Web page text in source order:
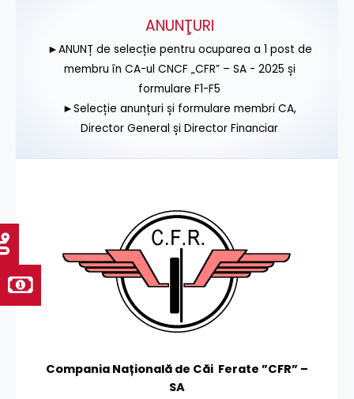
ANUNŢURI
►ANUNȚ de selecție pentru ocuparea a 1 post de
membru în CA-ul CNCF „CFR” – SA - 2025 și
formulare F1-F5
►Selecție anunțuri și formulare membri CA,
Director General și Director Financiar
Compania Națională de Căi Ferate ”CFR” –
SA